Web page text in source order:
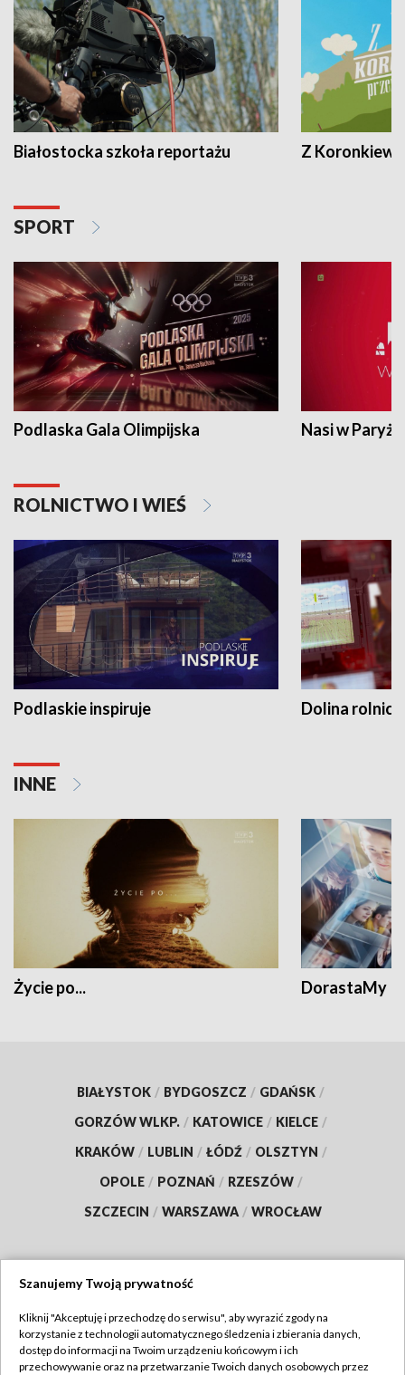
Białostocka szkoła reportażu Z
SPORT
Podlaska Gala Olimpijska Nasi w Paryżu
ROLNICTWO I WIEŚ
Podlaskie inspiruje Dolina
INNE
Życie po... DorastaMy
BIAŁYSTOK / BYDGOSZCZ / GDAŃSK /
GORZÓW WLKP. / KATOWICE / KIELCE /
KRAKÓW / LUBLIN / ŁÓDŹ / OLSZTYN /
OPOLE / POZNAŃ / RZESZÓW /
SZCZECIN / WARSZAWA / WROCŁAW
TVP
Abonament TVP
Szanujemy Twoją prywatność
Kliknij "Akceptuję i przechodzę do serwisu", aby wyrazić zgody na
korzystanie z technologii automatycznego śledzenia i zbierania danych,
dostęp do informacji na Twoim urządzeniu końcowym i ich
przechowywanie oraz na przetwarzanie Twoich danych osobowych przez